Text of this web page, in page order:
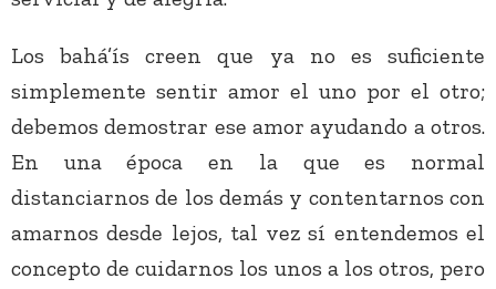
Los bahá’ís creen que ya no es suficiente
simplemente sentir amor el uno por el otro;
debemos demostrar ese amor ayudando a otros.
En una época en la que es normal
distanciarnos de los demás y contentarnos con
amarnos desde lejos, tal vez sí entendemos el
concepto de cuidarnos los unos a los otros, pero